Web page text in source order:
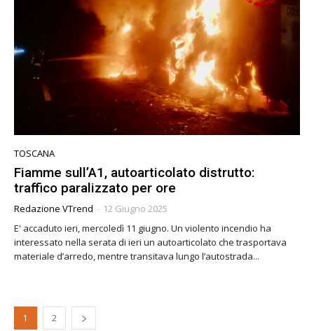
TOSCANA
Fiamme sull’A1, autoarticolato distrutto:
traffico paralizzato per ore
Redazione VTrend - 12 Giugno 2025
E' accaduto ieri, mercoledì 11 giugno. Un violento incendio ha
interessato nella serata di ieri un autoarticolato che trasportava
materiale d’arredo, mentre transitava lungo l’autostrada...
1 2